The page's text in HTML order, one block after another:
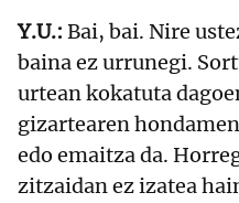
Y.U.: Bai, bai. Nire
baina ez urrunegi.
urtean kokatuta
gizartearen
edo emaitza da.
zitzaidan ez izatea